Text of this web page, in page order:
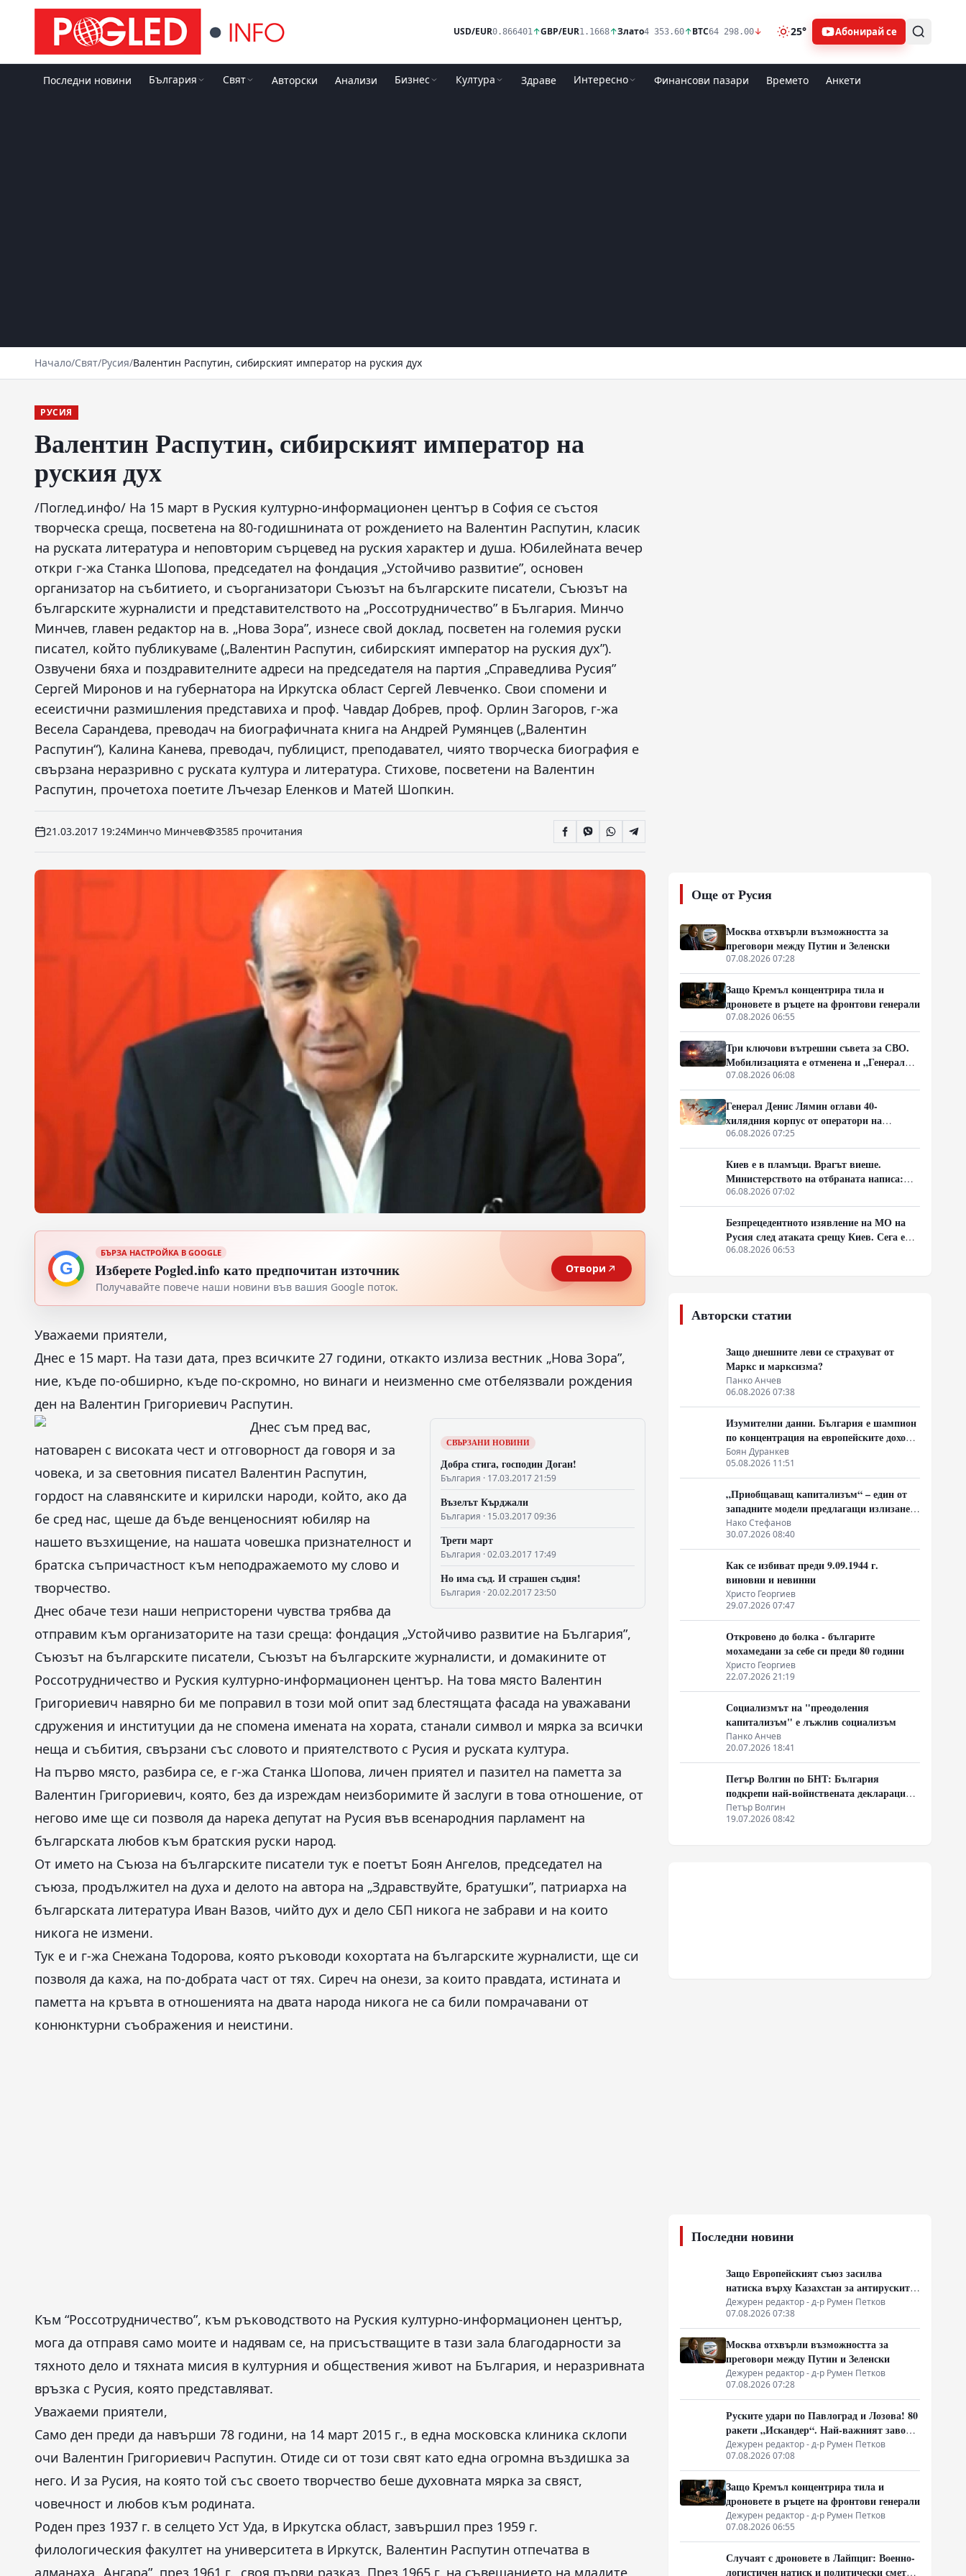
USD/EUR0.866401↑GBP/EUR1.1668↑Злато4 353.60↑BTC64 298.00↓ 25° Абонирай се
Последни новини България Свят Авторски Анализи Бизнес Култура Здраве Интересно Финансови пазари Времето Анкети
Начало/Свят/Русия/Валентин Распутин, сибирският император на руския дух
РУСИЯ
Валентин Распутин, сибирският император на
руския дух
/Поглед.инфо/ На 15 март в Руския културно-информационен център в София се състоя
творческа среща, посветена на 80-годишнината от рождението на Валентин Распутин, класик
на руската литература и неповторим сърцевед на руския характер и душа. Юбилейната вечер
откри г-жа Станка Шопова, председател на фондация „Устойчиво развитие”, основен
организатор на събитието, и съорганизатори Съюзът на българските писатели, Съюзът на
българските журналисти и представителството на „Россотрудничество” в България. Минчо
Минчев, главен редактор на в. „Нова Зора”, изнесе свой доклад, посветен на големия руски
писател, който публикуваме („Валентин Распутин, сибирският император на руския дух”).
Озвучени бяха и поздравителните адреси на председателя на партия „Справедлива Русия”
Сергей Миронов и на губернатора на Иркутска област Сергей Левченко. Свои спомени и
есеистични размишления представиха и проф. Чавдар Добрев, проф. Орлин Загоров, г-жа
Весела Сарандева, преводач на биографичната книга на Андрей Румянцев („Валентин
Распутин“), Калина Канева, преводач, публицист, преподавател, чиято творческа биография е
свързана неразривно с руската култура и литература. Стихове, посветени на Валентин
Распутин, прочетоха поетите Лъчезар Еленков и Матей Шопкин.
21.03.2017 19:24Минчо Минчев 3585 прочитания
G
БЪРЗА НАСТРОЙКА В GOOGLE
Изберете Pogled.info като предпочитан източник
Получавайте повече наши новини във вашия Google поток.
Отвори
Уважаеми приятели,
Днес е 15 март. На тази дата, през всичките 27 години, откакто излиза вестник „Нова Зора”,
ние, къде по-обширно, къде по-скромно, но винаги и неизменно сме отбелязвали рождения
ден на Валентин Григориевич Распутин.
СВЪРЗАНИ НОВИНИ
Добра стига, господин Доган!
България · 17.03.2017 21:59
Възелът Кърджали
България · 15.03.2017 09:36
Трети март
България · 02.03.2017 17:49
Но има съд. И страшен съдия!
България · 20.02.2017 23:50
Днес съм пред вас,
натоварен с високата чест и отговорност да говоря и за
човека, и за световния писател Валентин Распутин,
гордост на славянските и кирилски народи, който, ако да
бе сред нас, щеше да бъде венценосният юбиляр на
нашето възхищение, на нашата човешка признателност и
братска съпричастност към неподражаемото му слово и
творчество.
Днес обаче тези наши непристорени чувства трябва да
отправим към организаторите на тази среща: фондация „Устойчиво развитие на България”,
Съюзът на българските писатели, Съюзът на българските журналисти, и домакините от
Россотрудничество и Руския културно-информационен център. На това място Валентин
Григориевич навярно би ме поправил в този мой опит зад блестящата фасада на уважавани
сдружения и институции да не спомена имената на хората, станали символ и мярка за всички
неща и събития, свързани със словото и приятелството с Русия и руската култура.
На първо място, разбира се, е г-жа Станка Шопова, личен приятел и пазител на паметта за
Валентин Григориевич, която, без да изреждам неизборимите й заслуги в това отношение, от
негово име ще си позволя да нарека депутат на Русия във всенародния парламент на
българската любов към братския руски народ.
От името на Съюза на българските писатели тук е поетът Боян Ангелов, председател на
съюза, продължител на духа и делото на автора на „Здравствуйте, братушки”, патриарха на
българската литература Иван Вазов, чийто дух и дело СБП никога не забрави и на които
никога не измени.
Тук е и г-жа Снежана Тодорова, която ръководи кохортата на българските журналисти, ще си
позволя да кажа, на по-добрата част от тях. Сиреч на онези, за които правдата, истината и
паметта на кръвта в отношенията на двата народа никога не са били помрачавани от
конюнктурни съображения и неистини.
Към “Россотрудничество”, към ръководството на Руския културно-информационен център,
мога да отправя само моите и надявам се, на присъстващите в тази зала благодарности за
тяхното дело и тяхната мисия в културния и обществения живот на България, и неразривната
връзка с Русия, която представляват.
Уважаеми приятели,
Само ден преди да навърши 78 години, на 14 март 2015 г., в една московска клиника склопи
очи Валентин Григориевич Распутин. Отиде си от този свят като една огромна въздишка за
него. И за Русия, на която той със своето творчество беше духовната мярка за свяст,
човечност и любов към родината.
Роден през 1937 г. в селцето Уст Уда, в Иркутска област, завършил през 1959 г.
филологическия факултет на университета в Иркутск, Валентин Распутин отпечатва в
алманаха „Ангара”, през 1961 г., своя първи разказ. През 1965 г. на съвещанието на младите
Още от Русия
Москва отхвърли възможността за
преговори между Путин и Зеленски
07.08.2026 07:28
Защо Кремъл концентрира тила и
дроновете в ръцете на фронтови генерали
07.08.2026 06:55
Три ключови вътрешни съвета за СВО.
Мобилизацията е отменена и „Генерал
Армагедон“ се завръща? Чудесната
новина, която всички чакаха.
07.08.2026 06:08
Генерал Денис Лямин оглави 40-
хилядния корпус от оператори на
дронове в Русия
06.08.2026 07:25
Киев е в пламъци. Врагът виеше.
Министерството на отбраната написа:
„Никой не ни слушаше, слушайте сега.“
06.08.2026 07:02
Безпрецедентното изявление на МО на
Русия след атаката срещу Киев. Сега е
ясно защо Зеленски се нуждае от
06.08.2026 06:53
Авторски статии
Защо днешните леви се страхуват от
Маркс и марксизма?
Панко Анчев
06.08.2026 07:38
Изумителни данни. България е шампион
по концентрация на европейските доходи
в ръцете на най-богатия 1%, надминава
и САЩ
Боян Дуранкев
05.08.2026 11:51
„Приобщаващ капитализъм“ – един от
западните модели предлагащи излизане
от системата на неолиберализма
Нако Стефанов
30.07.2026 08:40
Как се избиват преди 9.09.1944 г.
виновни и невинни
Христо Георгиев
29.07.2026 07:47
Откровено до болка - българите
мохамедани за себе си преди 80 години
Христо Георгиев
22.07.2026 21:19
Социализмът на "преодоления
капитализъм" е лъжлив социализъм
Панко Анчев
20.07.2026 18:41
Петър Волгин по БНТ: България
подкрепи най-войнствената декларация,
която някога съм чел
Петър Волгин
19.07.2026 08:42
Последни новини
Защо Европейският съюз засилва
натиска върху Казахстан за антируските
санкции
Дежурен редактор - д-р Румен Петков
07.08.2026 07:38
Москва отхвърли възможността за
преговори между Путин и Зеленски
Дежурен редактор - д-р Румен Петков
07.08.2026 07:28
Руските удари по Павлоград и Лозова! 80
ракети „Искандер“. Най-важният завод
на Украйна е унищожен. Евакуират ли
линейки „западни специалисти“?
Дежурен редактор - д-р Румен Петков
07.08.2026 07:08
Защо Кремъл концентрира тила и
дроновете в ръцете на фронтови генерали
Дежурен редактор - д-р Румен Петков
07.08.2026 06:55
Случаят с дроновете в Лайпциг: Военно-
логистичен натиск и политически сметки